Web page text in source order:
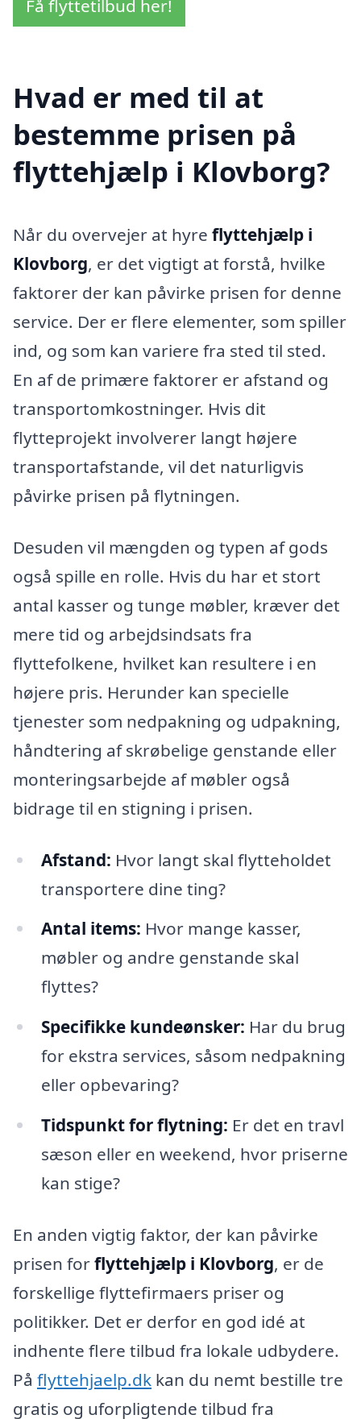
Få flyttetilbud her!
Hvad er med til at
bestemme prisen på
flyttehjælp i Klovborg?
Når du overvejer at hyre flyttehjælp i
Klovborg, er det vigtigt at forstå, hvilke
faktorer der kan påvirke prisen for denne
service. Der er flere elementer, som spiller
ind, og som kan variere fra sted til sted.
En af de primære faktorer er afstand og
transportomkostninger. Hvis dit
flytteprojekt involverer langt højere
transportafstande, vil det naturligvis
påvirke prisen på flytningen.
Desuden vil mængden og typen af gods
også spille en rolle. Hvis du har et stort
antal kasser og tunge møbler, kræver det
mere tid og arbejdsindsats fra
flyttefolkene, hvilket kan resultere i en
højere pris. Herunder kan specielle
tjenester som nedpakning og udpakning,
håndtering af skrøbelige genstande eller
monteringsarbejde af møbler også
bidrage til en stigning i prisen.
Afstand: Hvor langt skal flytteholdet
transportere dine ting?
Antal items: Hvor mange kasser,
møbler og andre genstande skal
flyttes?
Specifikke kundeønsker: Har du brug
for ekstra services, såsom nedpakning
eller opbevaring?
Tidspunkt for flytning: Er det en travl
sæson eller en weekend, hvor priserne
kan stige?
En anden vigtig faktor, der kan påvirke
prisen forflyttehjælp i Klovborg, er de
forskellige flyttefirmaers priser og
politikker. Det er derfor en god idé at
indhente flere tilbud fra lokale udbydere.
På flyttehjaelp.dk kan du nemt bestille tre
gratis og uforpligtende tilbud fra